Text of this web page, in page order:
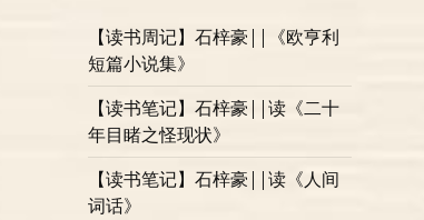
【读书周记】石梓豪||《欧亨利
短篇小说集》
【读书笔记】石梓豪||读《二十
年目睹之怪现状》
【读书笔记】石梓豪||读《人间
词话》